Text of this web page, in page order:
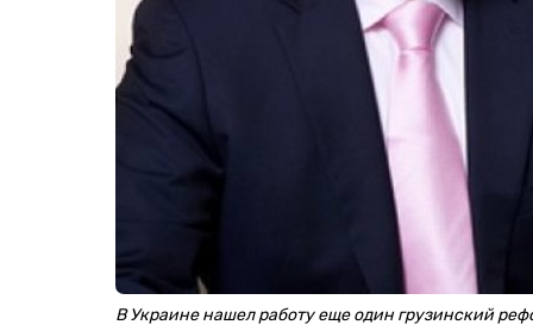
В Украине нашел работу еще один грузинский